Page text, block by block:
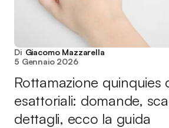
Di Giacomo Mazzarella
5 Gennaio 2026
Rottamazione quinquies
esattoriali: domande,
dettagli, ecco la guida